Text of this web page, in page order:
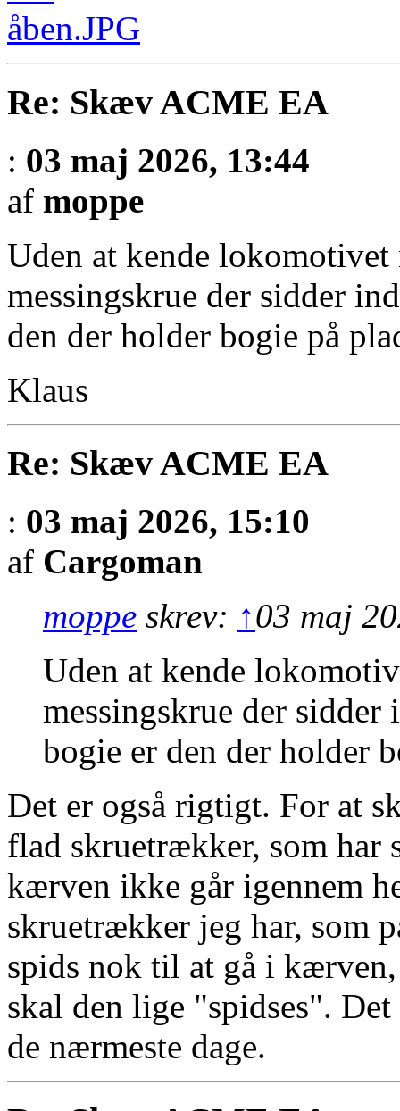
Re: Skæv ACME EA
: 03 maj 2026, 13:44
af moppe
Uden at kende
messingskrue der sidder
den der holder bogie på
Klaus
Re: Skæv ACME EA
: 03 maj 2026, 15:10
af Cargoman
moppe skrev: ↑03 maj
Uden at kende
messingskrue der
bogie er den der holder
Det er også rigtigt. For at
flad skruetrækker, som har
kærven ikke går igennem
skruetrækker jeg har, som
spids nok til at gå i
skal den lige "spidses".
de nærmeste dage.